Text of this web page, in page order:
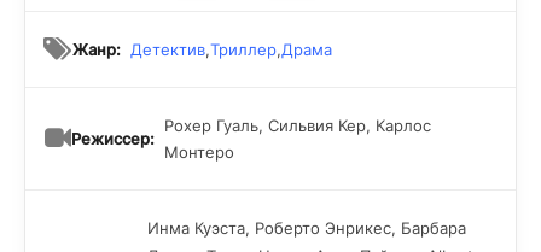
Жанр: Детектив,Триллер,Драма
Режиссер:
Рохер Гуаль, Сильвия Кер, Карлос
Монтеро
Инма Куэста, Роберто Энрикес, Барбара